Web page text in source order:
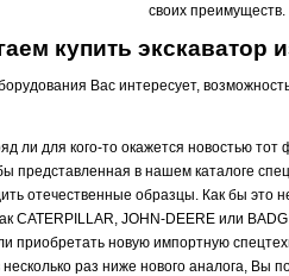
своих преимуществ.
купить экскаватор
Вас интересует,
ли для кого-то окажется новостью
представленная в нашем каталоге
отечественные образцы. Как бы это
CATERPILLAR, JOHN-DEERE или
приобретать новую импортную
раз ниже нового аналога, Вы